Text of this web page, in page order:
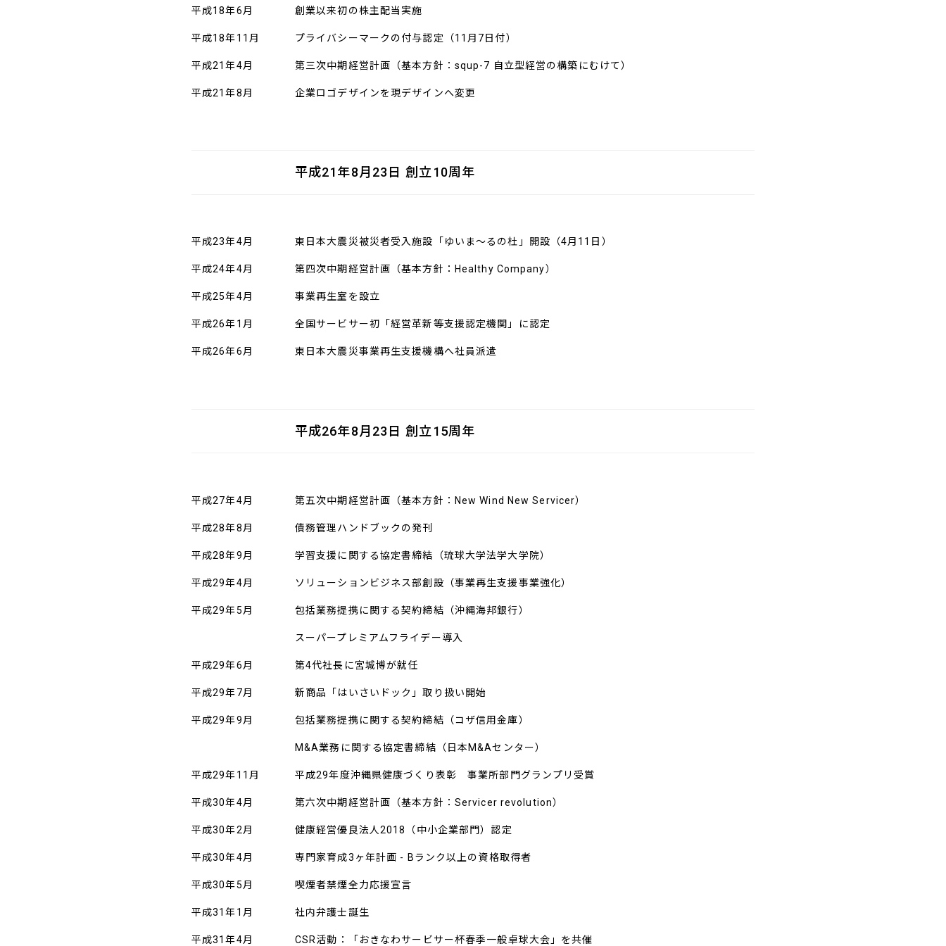
平成18年6月 創業以来初の株主配当実施
平成18年11月 プライバシーマークの付与認定（11月7日付）
平成21年4月 第三次中期経営計画（基本方針：squp-7 自立型経営の構築にむけて）
平成21年8月 企業ロゴデザインを現デザインへ変更
平成21年8月23日 創立10周年
平成23年4月 東日本大震災被災者受入施設「ゆいま～るの杜」開設（4月11日）
平成24年4月 第四次中期経営計画（基本方針：Healthy Company）
平成25年4月 事業再生室を設立
平成26年1月 全国サービサー初「経営革新等支援認定機関」に認定
平成26年6月 東日本大震災事業再生支援機構へ社員派遣
平成26年8月23日 創立15周年
平成27年4月 第五次中期経営計画（基本方針：New Wind New Servicer）
平成28年8月 債務管理ハンドブックの発刊
平成28年9月 学習支援に関する協定書締結（琉球大学法学大学院）
平成29年4月 ソリューションビジネス部創設（事業再生支援事業強化）
平成29年5月 包括業務提携に関する契約締結（沖縄海邦銀行）
スーパープレミアムフライデー導入
平成29年6月 第4代社長に宮城博が就任
平成29年7月 新商品「はいさいドック」取り扱い開始
平成29年9月 包括業務提携に関する契約締結（コザ信用金庫）
M&A業務に関する協定書締結（日本M&Aセンター）
平成29年11月 平成29年度沖縄県健康づくり表彰 事業所部門グランプリ受賞
平成30年4月 第六次中期経営計画（基本方針：Servicer revolution）
平成30年2月 健康経営優良法人2018（中小企業部門）認定
平成30年4月 専門家育成3ヶ年計画 - Bランク以上の資格取得者
平成30年5月 喫煙者禁煙全力応援宣言
平成31年1月 社内弁護士誕生
平成31年4月 CSR活動：「おきなわサービサー杯春季一般卓球大会」を共催